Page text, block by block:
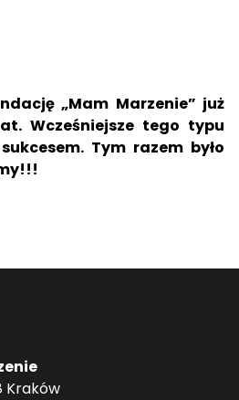
„Mam Marzenie” już
Wcześniejsze tego typu
Tym razem było
Kraków